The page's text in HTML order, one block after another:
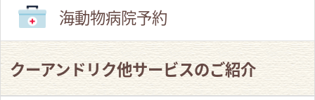
海動物病院予約
クーアンドリク他サービスのご紹介